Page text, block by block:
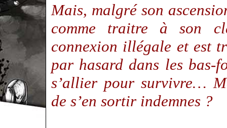
Mais, malgré son
comme traitre à son
connexion illégale et est
par hasard dans les bas-
s’allier pour survivre…
de s’en sortir indemnes ?